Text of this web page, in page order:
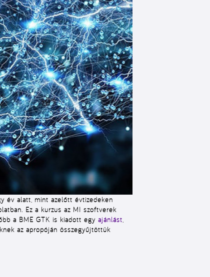
év alatt, mint azelőtt évtizedeken
Ez a kurzus az MI szoftverek
a BME GTK is kiadott egyajánlást
az apropóján összegyűjtöttük